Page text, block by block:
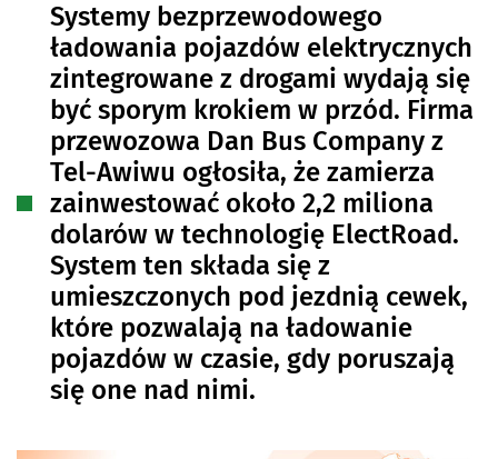
Systemy bezprzewodowego
ładowania pojazdów elektrycznych
zintegrowane z drogami wydają się
być sporym krokiem w przód. Firma
przewozowa Dan Bus Company z
Tel-Awiwu ogłosiła, że zamierza
zainwestować około 2,2 miliona
dolarów w technologię ElectRoad.
System ten składa się z
umieszczonych pod jezdnią cewek,
które pozwalają na ładowanie
pojazdów w czasie, gdy poruszają
się one nad nimi.